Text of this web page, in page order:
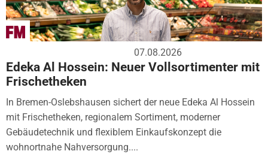
07.08.2026
Edeka Al Hossein: Neuer Vollsortimenter mit
Frischetheken
In Bremen-Oslebshausen sichert der neue Edeka Al Hossein
mit Frischetheken, regionalem Sortiment, moderner
Gebäudetechnik und flexiblem Einkaufskonzept die
wohnortnahe Nahversorgung....